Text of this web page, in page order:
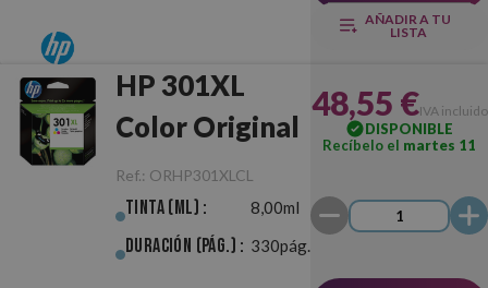
AÑADIR A TU
LISTA
HP 301XL
Color Original
Ref.: ORHP301XLCL
Tinta (ml) : 8,00ml
Duración (pág.) : 330pág.
48,55 €IVA incluido
DISPONIBLE
Recíbelo el martes 11